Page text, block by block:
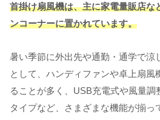
首掛け扇風機は、主に家電量販店な
ンコーナーに置かれています。
暑い季節に外出先や通勤・通学で涼
として、ハンディファンや卓上扇風
ることが多く、USB充電式や風量
タイプなど、さまざまな機能が揃っ